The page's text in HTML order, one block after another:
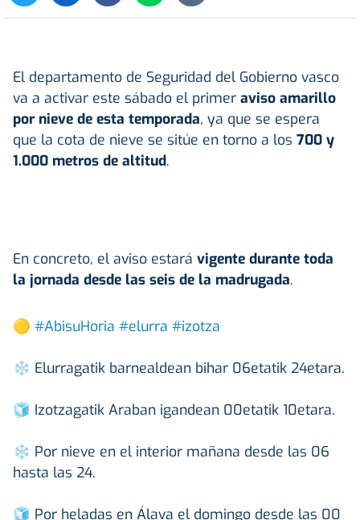
El departamento de Seguridad del Gobierno vasco
va a activar este sábado el primer aviso amarillo
por nieve de esta temporada, ya que se espera
que la cota de nieve se sitúe en torno a los 700 y
1.000 metros de altitud.
En concreto, el aviso estará vigente durante toda
la jornada desde las seis de la madrugada.
🟡 #AbisuHoria #elurra #izotza
❄ Elurragatik barnealdean bihar 06etatik 24etara.
🧊 Izotzagatik Araban igandean 00etatik 10etara.
❄ Por nieve en el interior mañana desde las 06
hasta las 24.
🧊 Por heladas en Álava el domingo desde las 00